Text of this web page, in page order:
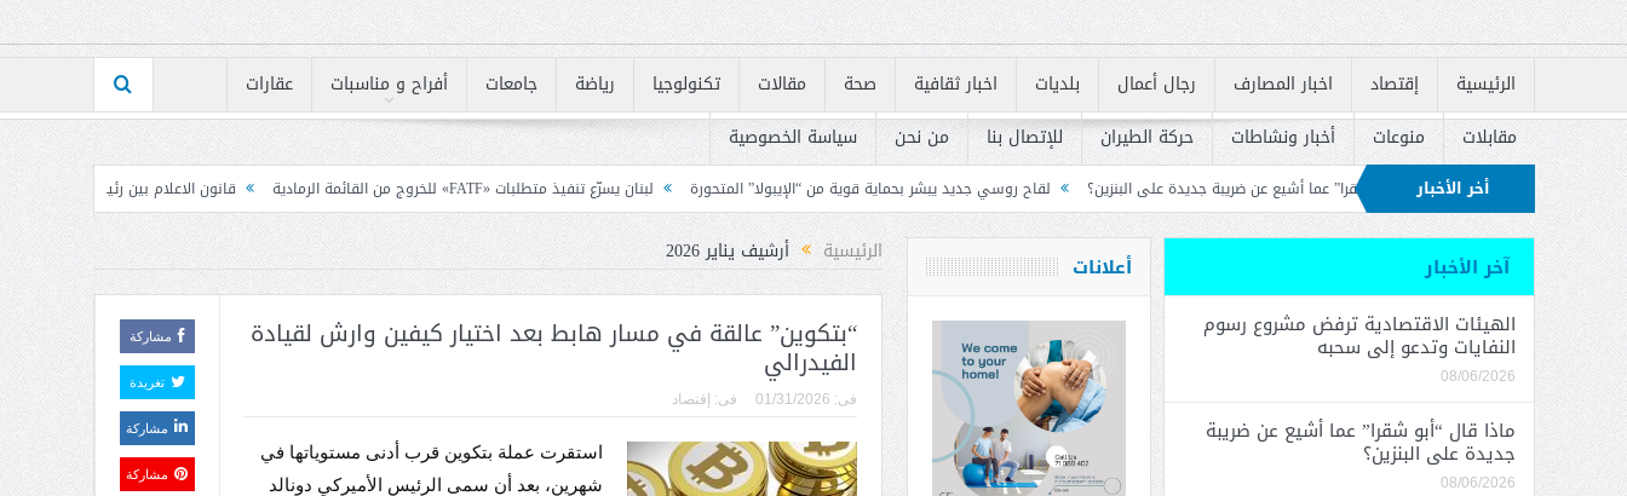
الرئيسية إقتصاد اخبار المصارف رجال أعمال بلديات اخبار ثقافية صحة مقالات تكنولوجيا رياضة جامعات أفراح و مناسبات
عقارات
مقابلات
منوعات أخبار ونشاطات حركة الطيران للإتصال بنا من نحن سياسة الخصوصية
أخر الأخبار
ماذا قال “أبو شقرا” عما أشيع عن ضريبة جديدة على البنزين؟ لقاح روسي جديد يبشر بحماية قوية من “الإيبولا” المتحورة لبنان يسرّع تنفيذ متطلبات «FATF» للخروج من القائمة الرمادية
قانون الاعلام بين رئيس الكتائب ومجلس نقابة المحررين
إطلاق القروض السكنية
الرئيسية أرشيف يناير 2026
“بتكوين” عالقة في مسار هابط بعد اختيار كيفين وارش لقيادة
الفيدرالي
فى: 01/31/2026 فى: إقتصاد
استقرت عملة بتكوين قرب أدنى مستوياتها في
شهرين، بعد أن سمى الرئيس الأميركي دونالد
مشاركة
تغريدة
مشاركة
مشاركة
أعلانات
آخر الأخبار
الهيئات الاقتصادية ترفض مشروع رسوم
النفايات وتدعو إلى سحبه
08/06/2026
ماذا قال “أبو شقرا” عما أشيع عن ضريبة
جديدة على البنزين؟
08/06/2026